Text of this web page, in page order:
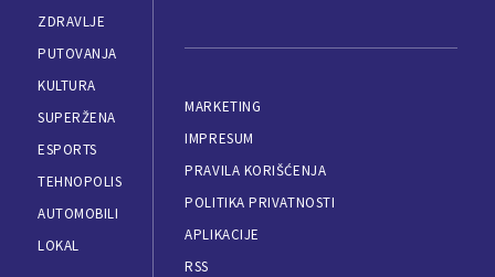
ZDRAVLJE
PUTOVANJA
KULTURA
SUPERŽENA
ESPORTS
TEHNOPOLIS
AUTOMOBILI
LOKAL
MARKETING
IMPRESUM
PRAVILA KORIŠĆENJA
POLITIKA PRIVATNOSTI
APLIKACIJE
RSS